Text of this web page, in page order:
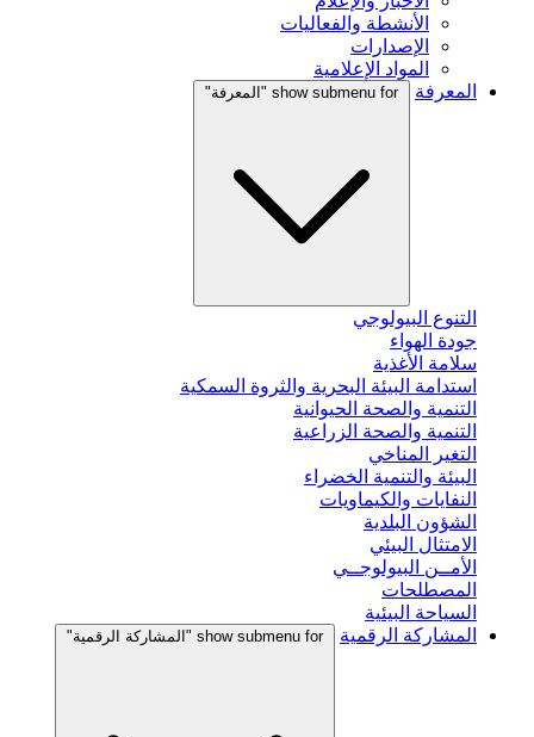
الأنشطة والفعاليات
الإصدارات
المواد الإعلامية
المعرفة
show submenu for "المعرفة"
التنوع البيولوجي
جودة الهواء
سلامة الأغذية
استدامة البيئة البحرية والثروة السمكية
التنمية والصحة الحيوانية
التنمية والصحة الزراعية
التغير المناخي
البيئة والتنمية الخضراء
النفايات والكيماويات
الشؤون البلدية
الامتثال البيئي
الأمــن البيولوجــي
المصطلحات
السياحة البيئية
المشاركة الرقمية
show submenu for "المشاركة الرقمية"